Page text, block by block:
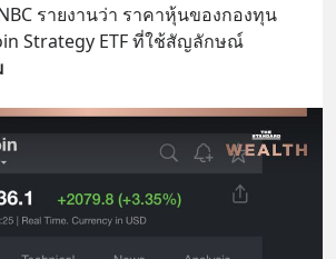
รายงานว่า ราคาหุ้นของกองทุน
Strategy ETF ที่ใช้สัญลักษณ์